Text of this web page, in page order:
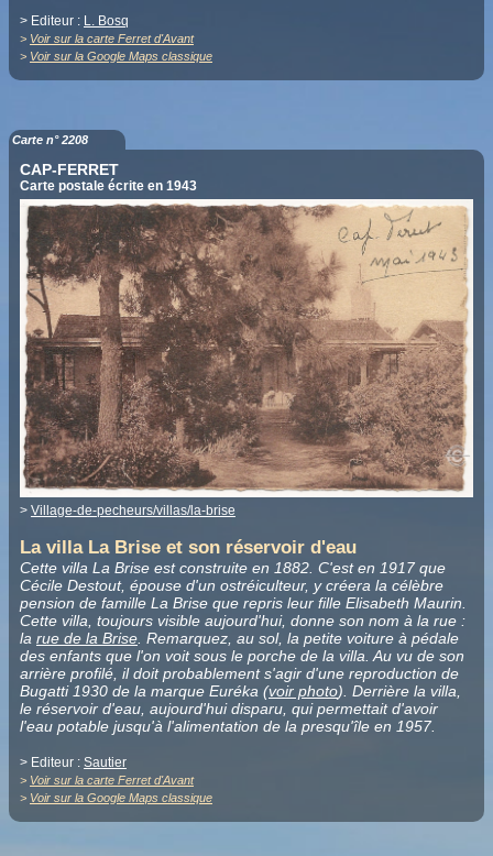
> Editeur : L. Bosq
> Voir sur la carte Ferret d'Avant
> Voir sur la Google Maps classique
Carte n° 2208
CAP-FERRET
Carte postale écrite en 1943
> Village-de-pecheurs/villas/la-brise
La villa La Brise et son réservoir d'eau
Cette villa La Brise est construite en 1882. C'est en 1917 que
Cécile Destout, épouse d'un ostréiculteur, y créera la célèbre
pension de famille La Brise que repris leur fille Elisabeth Maurin.
Cette villa, toujours visible aujourd'hui, donne son nom à la rue :
la rue de la Brise . Remarquez, au sol, la petite voiture à pédale
des enfants que l'on voit sous le porche de la villa. Au vu de son
arrière profilé, il doit probablement s'agir d'une reproduction de
Bugatti 1930 de la marque Euréka (voir photo). Derrière la villa,
le réservoir d'eau, aujourd'hui disparu, qui permettait d'avoir
l'eau potable jusqu'à l'alimentation de la presqu'île en 1957.
> Editeur : Sautier
> Voir sur la carte Ferret d'Avant
> Voir sur la Google Maps classique